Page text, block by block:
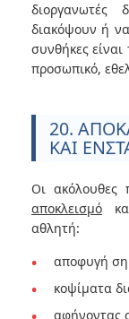
διοργανωτές
διακόψουν ή
συνθήκες
προσωπικό,
20.
ΚΑΙ
Οι ακόλουθες
αποκλεισμό
αθλητή:
αποφυγή
κοψίματα
αφήνοντας